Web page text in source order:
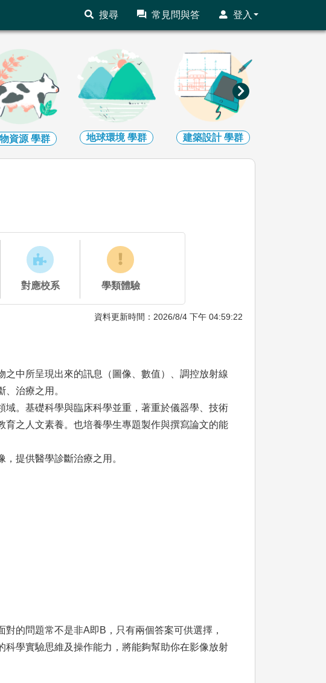
搜尋 常見問與答 登入
資源學群 地球環境學群 建築設計學群
對應校系 學類體驗
資料更新時間：2026/8/4 下午 04:59:22
中所呈現出來的訊息（圖像、數值）、調控放射線
治療之用。
。基礎科學與臨床科學並重，著重於儀器學、技術
之人文素養。也培養學生專題製作與撰寫論文的能
提供醫學診斷治療之用。
的問題常不是非A即B，只有兩個答案可供選擇，
學實驗思維及操作能力，將能夠幫助你在影像放射